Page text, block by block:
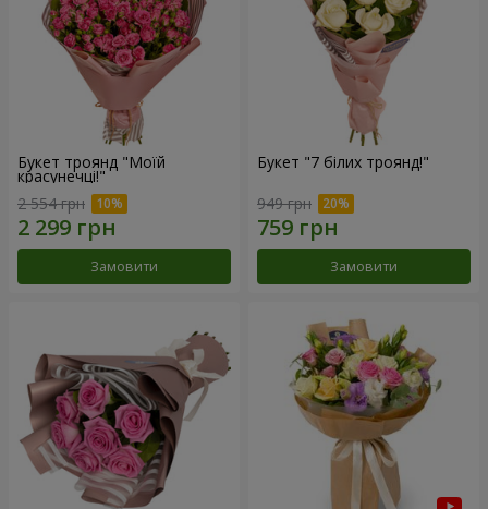
Букет троянд "Моїй
красунечці!"
2 554 грн
Замовити
Букет "7 білих троянд!"
949 грн
Замовити